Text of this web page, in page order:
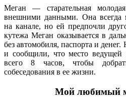
Меган — старательная
внешними данными. Она всегда
на канале, но ей предпочли
кутежа Меган оказывается в
без автомобиля, паспорта и
и сообщили, что место
всего 8 часов, чтобы
собеседования в ее жизни.
Мой любимый